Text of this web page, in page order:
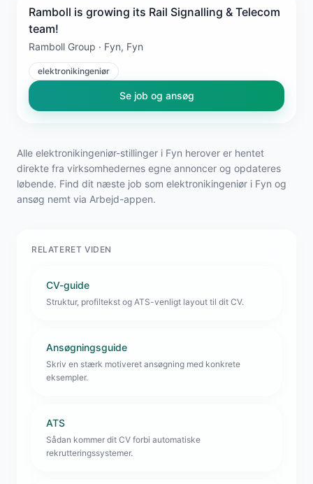
Ramboll is growing its Rail Signalling & Telecom
team!
Ramboll Group · Fyn, Fyn
elektronikingeniør
Se job og ansøg
Alle elektronikingeniør-stillinger i Fyn herover er hentet
direkte fra virksomhedernes egne annoncer og opdateres
løbende. Find dit næste job som elektronikingeniør i Fyn og
ansøg nemt via Arbejd-appen.
RELATERET VIDEN
CV-guide
Struktur, profiltekst og ATS-venligt layout til dit CV.
Ansøgningsguide
Skriv en stærk motiveret ansøgning med konkrete
eksempler.
ATS
Sådan kommer dit CV forbi automatiske
rekrutteringssystemer.